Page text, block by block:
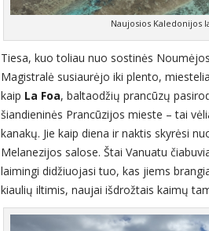
Naujosios Kaledonijos
Tiesa, kuo toliau nuo sostinės
Magistralė susiaurėjo iki plento,
kaip La Foa, baltaodžių prancūzų
šiandieninės Prancūzijos mieste – tai
kanakų. Jie kaip diena ir naktis skyrėsi
Melanezijos salose. Štai Vanuatu
laimingi didžiuojasi tuo, kas jiems
kiaulių iltimis, naujai išdrožtais kaimų